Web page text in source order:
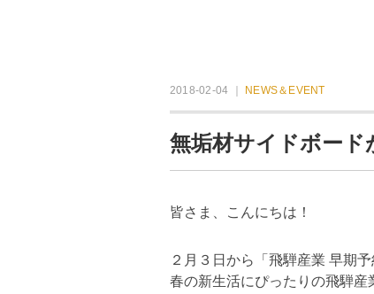
2018-02-04 ｜ NEWS＆EVENT
無垢材サイドボード
皆さま、こんにちは！
２月３日から「飛騨産業 早期
春の新生活にぴったりの飛騨産